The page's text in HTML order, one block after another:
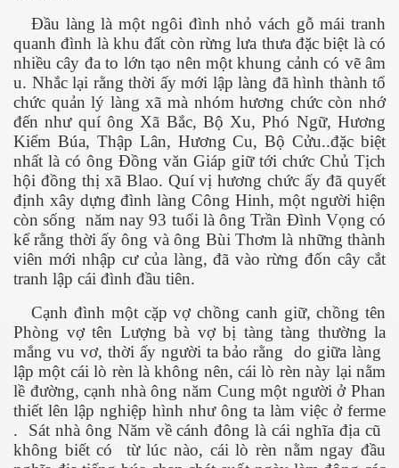
Đầu làng là một ngôi đình nhỏ vách gỗ mái tranh
quanh đình là khu đất còn rừng lưa thưa đặc biệt là có
nhiều cây đa to lớn tạo nên một khung cảnh có vẽ âm
u. Nhắc lại rằng thời ấy mới lập làng đã hình thành tổ
chức quản lý làng xã mà nhóm hương chức còn nhớ
đến như quí ông Xã Bắc, Bộ Xu, Phó Ngữ, Hương
Kiểm Búa, Thập Lân, Hương Cu, Bộ Cửu..đặc biệt
nhất là có ông Đồng văn Giáp giữ tới chức Chủ Tịch
hội đồng thị xã Blao. Quí vị hương chức ấy đã quyết
định xây dựng đình làng Công Hinh, một người hiện
còn sống năm nay 93 tuổi là ông Trần Đình Vọng có
kể rằng thời ấy ông và ông Bùi Thơm là những thành
viên mới nhập cư của làng, đã vào rừng đốn cây cắt
tranh lập cái đình đầu tiên.
Cạnh đình một cặp vợ chồng canh giữ, chồng tên
Phòng vợ tên Lượng bà vợ bị tàng tàng thường la
mắng vu vơ, thời ấy người ta bảo rằng do giữa làng
lập một cái lò rèn là không nên, cái lò rèn này lại nằm
lề đường, cạnh nhà ông năm Cung một người ở Phan
thiết lên lập nghiệp hình như ông ta làm việc ở ferme
. Sát nhà ông Năm về cánh đông là cái nghĩa địa cũ
không biết có từ lúc nào, cái lò rèn nằm ngay đầu